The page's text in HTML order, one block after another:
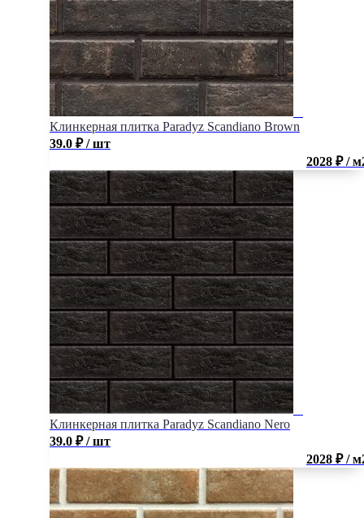
Клинкерная плитка Paradyz Scandiano Brown
39.0 ₽ / шт
2028 ₽ /
Клинкерная плитка Paradyz Scandiano Nero
39.0 ₽ / шт
2028 ₽ /